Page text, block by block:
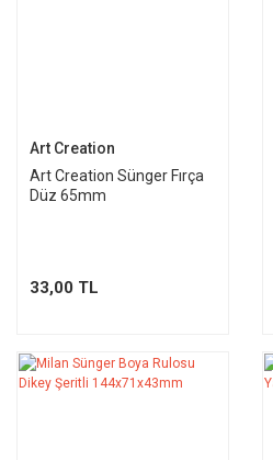
Art Creation
Art Creation Sünger Fırça
Düz 65mm
33,00 TL